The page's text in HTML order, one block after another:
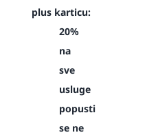
plus karticu:
20%
na
sve
usluge
popusti
se ne